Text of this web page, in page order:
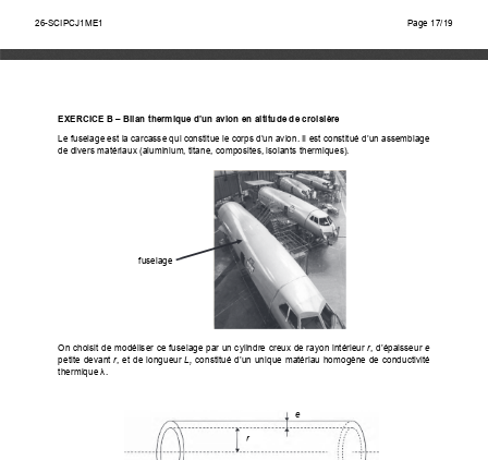
26-SCIPCJ1ME1 Page 17/19
EXERCICE B – Bilan thermique d’un avion en altitude de croisière
Le fuselage est la carcasse qui constitue le corps d’un avion. Il est constitué d’un assemblage
de divers matériaux (aluminium, titane, composites, isolants thermiques).
On choisit de modéliser ce fuselage par un cylindre creux de rayon intérieur r, d’épaisseur e
petite devant r, et de longueur L, constitué d’un unique matériau homogène de conductivité
thermique λ
r
e
fuselage